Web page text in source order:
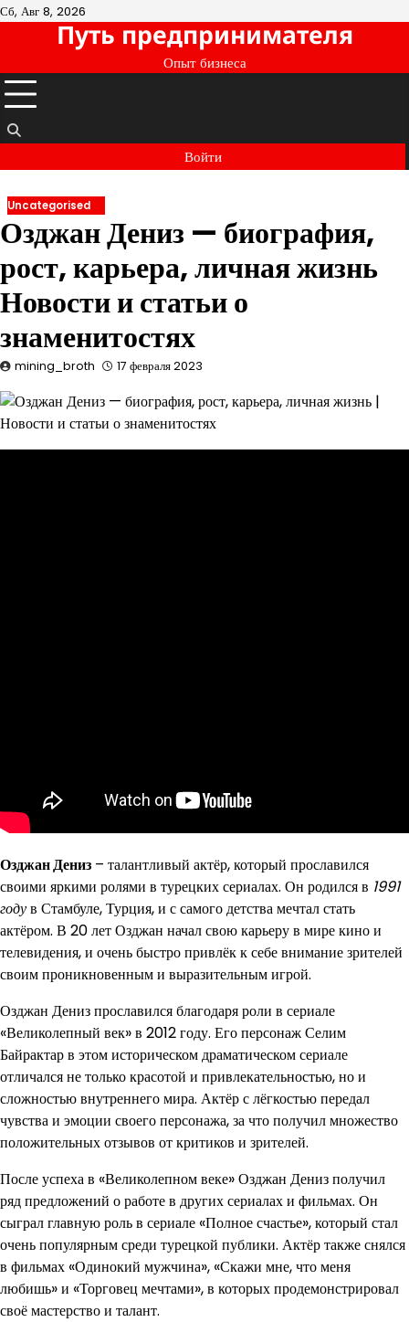
Перейти
содержимому
Сб, Авг 8, 2026
Путь предпринимателя
Опыт бизнеса
Войти
Uncategorised
Озджан Дениз — биография,
рост, карьера, личная жизнь
Новости и статьи о
знаменитостях
mining_broth 17 февраля 2023
Озджан Дениз – талантливый актёр, который прославился
своими яркими ролями в турецких сериалах. Он родился в 1991
годув Стамбуле, Турция, и с самого детства мечтал стать
актёром. В 20 лет Озджан начал свою карьеру в мире кино и
телевидения, и очень быстро привлёк к себе внимание зрителей
своим проникновенным и выразительным игрой.
Озджан Дениз прославился благодаря роли в сериале
«Великолепный век» в 2012 году. Его персонаж Селим
Байрактар в этом историческом драматическом сериале
отличался не только красотой и привлекательностью, но и
сложностью внутреннего мира. Актёр с лёгкостью передал
чувства и эмоции своего персонажа, за что получил множество
положительных отзывов от критиков и зрителей.
После успеха в «Великолепном веке» Озджан Дениз получил
ряд предложений о работе в других сериалах и фильмах. Он
сыграл главную роль в сериале «Полное счастье», который стал
очень популярным среди турецкой публики. Актёр также снялся
в фильмах «Одинокий мужчина», «Скажи мне, что меня
любишь» и «Торговец мечтами», в которых продемонстрировал
своё мастерство и талант.